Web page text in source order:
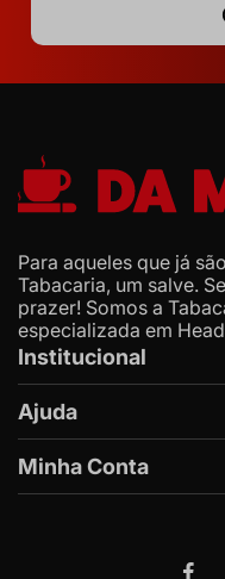
Para aqueles que já
Tabacaria, um salve.
prazer! Somos a
especializada em
Institucional
Ajuda
Minha Conta